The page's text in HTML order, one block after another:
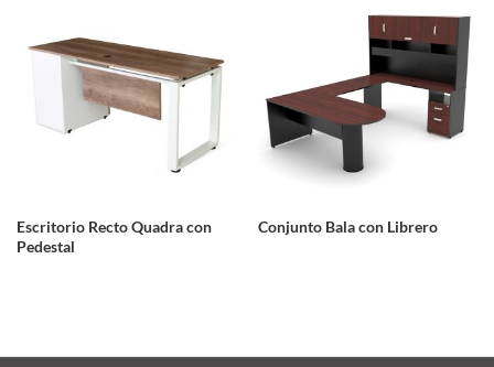
Escritorio Recto Quadra con
Pedestal
Conjunto Bala con Librero